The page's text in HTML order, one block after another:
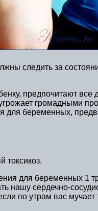
следить за
предпочитают все
громадными
для беременных,
токсикоз.
для беременных 1
нашу сердечно-
по утрам вас мучает